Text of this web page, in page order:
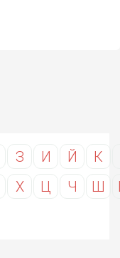
З И Й К
Х Ц Ч Ш